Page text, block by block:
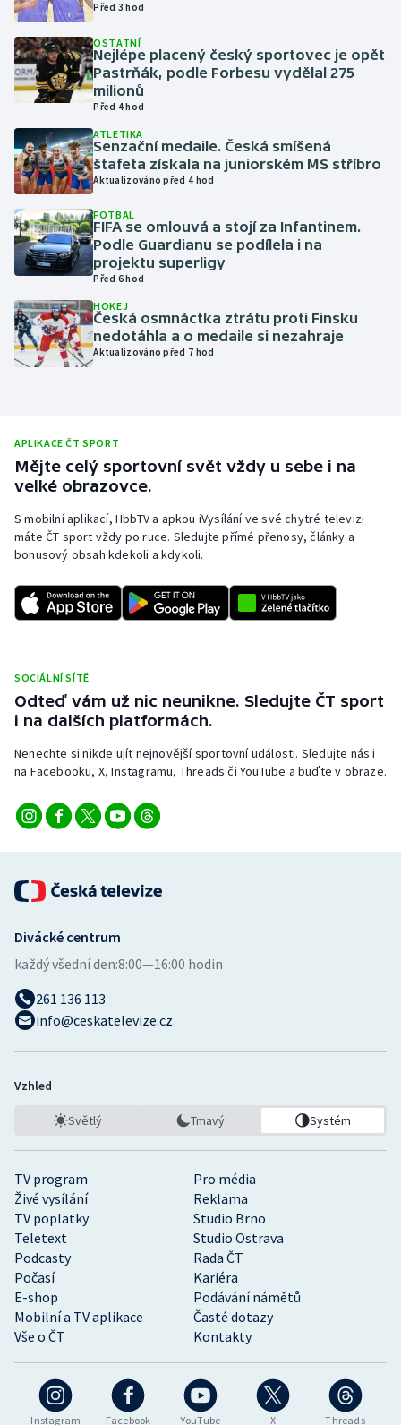
Krasobruslení
Lezení
Moderní pětiboj
Motorsport
Olympijské hry
Plavání
Rychlobruslení
Short track
Sportovní střelba
Triatlon
Veslování
Vodní slalom
Volejbal
Ostatní
Před 3 hod
OSTATNÍ
Nejlépe placený český sportovec je opět
Pastrňák, podle Forbesu vydělal 275
milionů
Před 4 hod
ATLETIKA
Senzační medaile. Česká smíšená
štafeta získala na juniorském MS stříbro
Aktualizováno před 4 hod
FOTBAL
FIFA se omlouvá a stojí za Infantinem.
Podle Guardianu se podílela i na
projektu superligy
Před 6 hod
HOKEJ
Česká osmnáctka ztrátu proti Finsku
nedotáhla a o medaile si nezahraje
Aktualizováno před 7 hod
APLIKACE ČT SPORT
Mějte celý sportovní svět vždy u sebe i na
velké obrazovce.
S mobilní aplikací, HbbTV a apkou iVysílání ve své chytré televizi
máte ČT sport vždy po ruce. Sledujte přímé přenosy, články a
bonusový obsah kdekoli a kdykoli.
SOCIÁLNÍ SÍTĚ
Odteď vám už nic neunikne. Sledujte ČT sport
i na dalších platformách.
Nenechte si nikde ujít nejnovější sportovní události. Sledujte nás i
na Facebooku, X, Instagramu, Threads či YouTube a buďte v obraze.
Instagram Facebook YouTube X Threads
TV program
Pro média
Živé vysílání
Reklama
TV poplatky
Studio Brno
Teletext
Studio Ostrava
Podcasty
Rada ČT
Počasí
Kariéra
E-shop
Podávání námětů
Mobilní a TV aplikace
Časté dotazy
Vše o ČT
Kontakty
Divácké centrum
každý všední den:8:00—16:00 hodin
261 136 113
info@ceskatelevize.cz
Vzhled
Světlý Tmavý Systém